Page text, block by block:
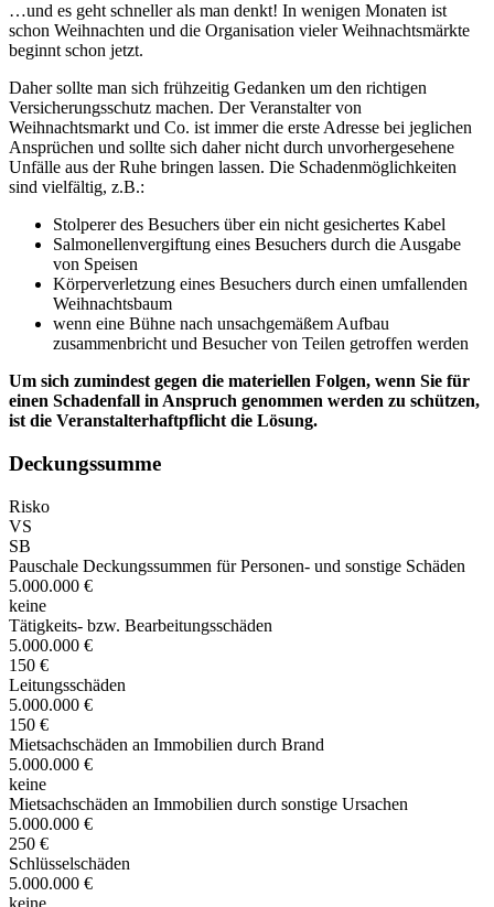
…und es geht schneller als man denkt! In wenigen Monaten ist
schon Weihnachten und die Organisation vieler Weihnachtsmärkte
beginnt schon jetzt.
Daher sollte man sich frühzeitig Gedanken um den richtigen
Versicherungsschutz machen. Der Veranstalter von
Weihnachtsmarkt und Co. ist immer die erste Adresse bei jeglichen
Ansprüchen und sollte sich daher nicht durch unvorhergesehene
Unfälle aus der Ruhe bringen lassen. Die Schadenmöglichkeiten
sind vielfältig, z.B.:
Stolperer des Besuchers über ein nicht gesichertes Kabel
Salmonellenvergiftung eines Besuchers durch die Ausgabe
von Speisen
Körperverletzung eines Besuchers durch einen umfallenden
Weihnachtsbaum
wenn eine Bühne nach unsachgemäßem Aufbau
zusammenbricht und Besucher von Teilen getroffen werden
Um sich zumindest gegen die materiellen Folgen, wenn Sie für
einen Schadenfall in Anspruch genommen werden zu schützen,
ist die Veranstalterhaftpflicht die Lösung.
Deckungssumme
Risko
VS
SB
Pauschale Deckungssummen für Personen- und sonstige Schäden
5.000.000 €
keine
Tätigkeits- bzw. Bearbeitungsschäden
5.000.000 €
150 €
Leitungsschäden
5.000.000 €
150 €
Mietsachschäden an Immobilien durch Brand
5.000.000 €
keine
Mietsachschäden an Immobilien durch sonstige Ursachen
5.000.000 €
250 €
Schlüsselschäden
5.000.000 €
keine